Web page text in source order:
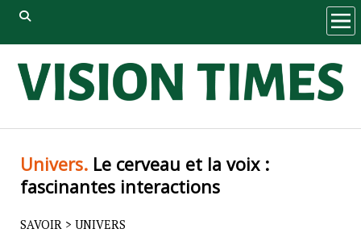
Univers.Le cerveau et la voix :
fascinantes interactions
SAVOIR > UNIVERS